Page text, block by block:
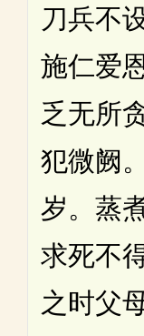
刀兵不
施仁爱
乏无所
犯微阙
岁。蒸
求死不
之时父